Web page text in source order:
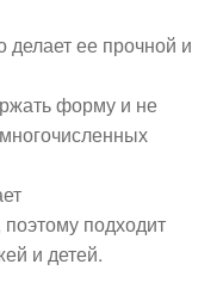
делает ее прочной и
форму и не
подходит
и детей.